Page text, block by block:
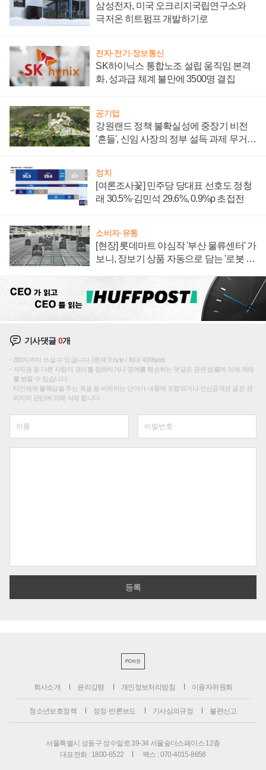
삼성전자, 미국 오크리지국립연구소와
극저온 히트펌프 개발하기로
전자·전기·정보통신
SK하이닉스 통합노조 설립 움직임 본격
화, 성과급 체계 불만에 3500명 결집
공기업
강원랜드 정책 불확실성에 중장기 비전
'흔들', 신임 사장의 정부 설득 과제 무거워
정치
[여론조사꽃] 민주당 당대표 선호도 정청
래 30.5%·김민석 29.6%, 0.9%p 초접전
소비자·유통
[현장] 롯데마트 야심작 '부산 물류센터' 가
보니, 장보기 상품 자동으로 담는 '로봇 40
기사댓글0개
200자까지 쓰실 수 있습니다. (현재 0 byte / 최대 400byte)
저작권 등 다른 사람의 권리를 침해하거나 명예를 훼손하는 댓글은 관련 법률에 의해 제재
를 받을 수 있습니다.
타인에게 불쾌감을 주는 욕설 등 비하하는 단어가 내용에 포함되거나 인신공격성 글은 관
리자의 판단에 의해 삭제 합니다.
PC버전
회사소개 윤리강령 개인정보처리방침 이용자위원회
청소년보호정책 정정·반론보도 기사심의규정 불편신고
서울특별시 성동구 성수일로 39-34 서울숲더스페이스 12층
대표전화 : 1800-6522
팩스 : 070-4015-8658